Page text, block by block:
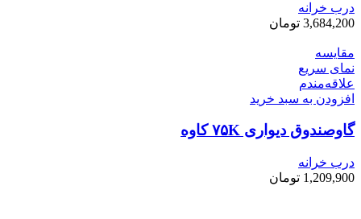
درب خرانه
3,684,200 تومان
مقایسه
نمای سریع
علاقه‌مندم
افزودن به سبد خرید
گاوصندوق دیواری ۷۵K کاوه
درب خرانه
1,209,900 تومان